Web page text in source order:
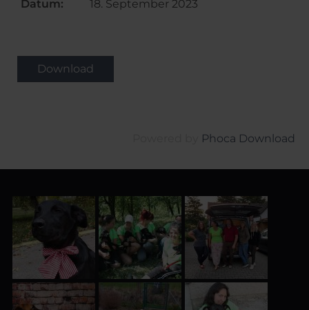
Datum: 18. September 2023
Phoca Download